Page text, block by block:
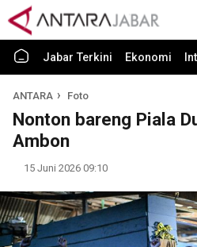
Jabar Terkini Ekonomi
ANTARA Foto
Nonton bareng Piala
Ambon
15 Juni 2026 09:10